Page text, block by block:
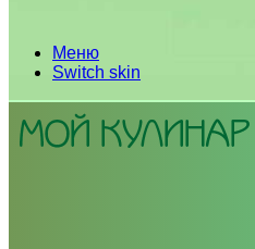
Меню
Switch skin